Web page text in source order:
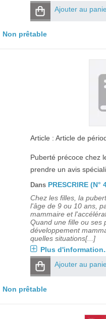
Ajouter au
Non prêtable
Article : Article de
Puberté précoce chez
prendre un avis
Dans PRESCRIRE
Chez les filles, la
l'âge de 9 ou 10 ans,
mammaire et
Quand une fille ou ses
développement
quelles situations[...]
Plus
Ajouter au
Non prêtable